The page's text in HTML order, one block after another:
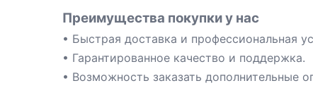
Преимущества покупки у нас
• Быстрая доставка и профессиональная
• Гарантированное качество и поддержка.
• Возможность заказать дополнительные